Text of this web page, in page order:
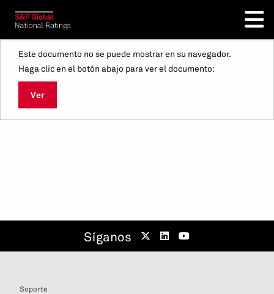
Este documento no se puede mostrar en su navegador.
Haga clic en el botón abajo para ver el documento:
Ver
Síganos
Soporte